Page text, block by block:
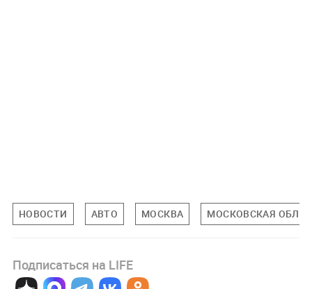
НОВОСТИ АВТО МОСКВА МОСКОВСКАЯ
Подписаться на LIFE